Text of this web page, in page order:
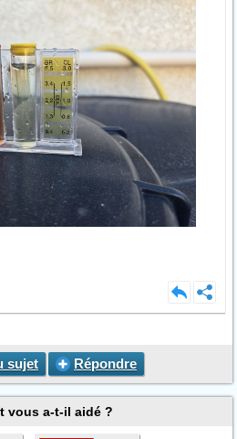
sujet Répondre
vous a-t-il aidé ?